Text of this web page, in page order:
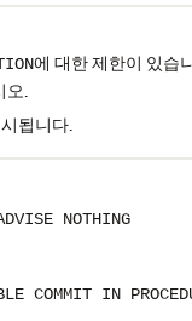
에 대한 제한이 있습
오.
됩니다.
NOTHING
COMMIT IN